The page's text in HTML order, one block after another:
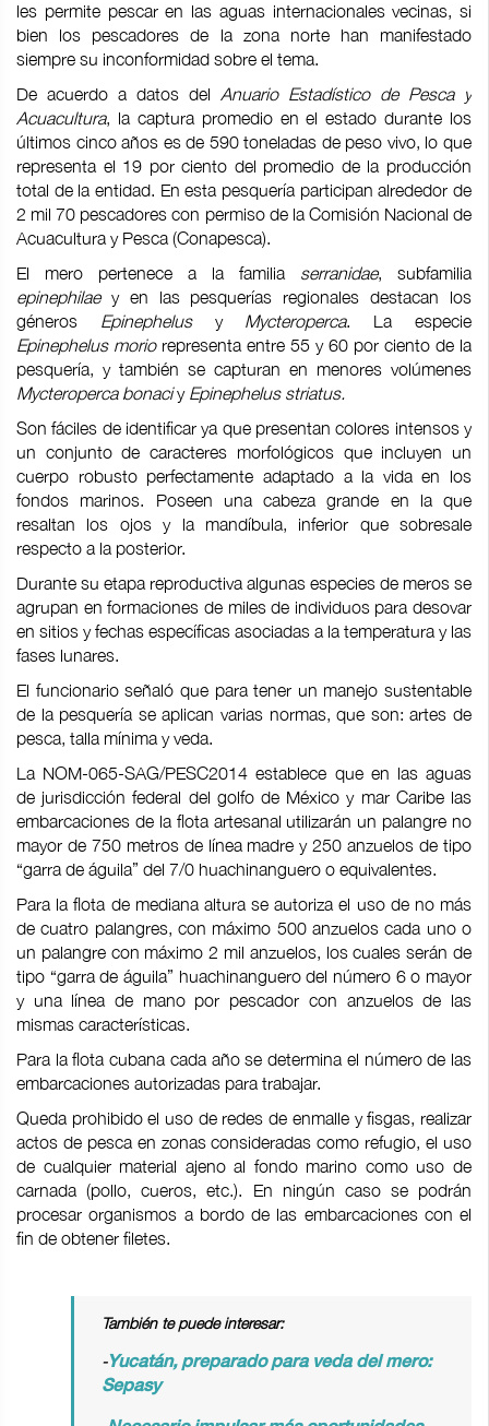
les permite pescar en las aguas internacionales vecinas, si
bien los pescadores de la zona norte han manifestado
siempre su inconformidad sobre el tema.
De acuerdo a datos del Anuario Estadístico de Pesca y
Acuacultura, la captura promedio en el estado durante los
últimos cinco años es de 590 toneladas de peso vivo, lo que
representa el 19 por ciento del promedio de la producción
total de la entidad. En esta pesquería participan alrededor de
2 mil 70 pescadores con permiso de la Comisión Nacional de
Acuacultura y Pesca (Conapesca).
El mero pertenece a la familia serranidae, subfamilia
epinephilae y en las pesquerías regionales destacan los
géneros Epinephelus yMycteroperca. La especie
Epinephelus morio representa entre 55 y 60 por ciento de la
pesquería, y también se capturan en menores volúmenes
Mycteroperca bonaciyEpinephelus striatus.
Son fáciles de identificar ya que presentan colores intensos y
un conjunto de caracteres morfológicos que incluyen un
cuerpo robusto perfectamente adaptado a la vida en los
fondos marinos. Poseen una cabeza grande en la que
resaltan los ojos y la mandíbula, inferior que sobresale
respecto a la posterior.
Durante su etapa reproductiva algunas especies de meros se
agrupan en formaciones de miles de individuos para desovar
en sitios y fechas específicas asociadas a la temperatura y las
fases lunares.
El funcionario señaló que para tener un manejo sustentable
de la pesquería se aplican varias normas, que son: artes de
pesca, talla mínima y veda.
La NOM-065-SAG/PESC2014 establece que en las aguas
de jurisdicción federal del golfo de México y mar Caribe las
embarcaciones de la flota artesanal utilizarán un palangre no
mayor de 750 metros de línea madre y 250 anzuelos de tipo
“garra de águila” del 7/0 huachinanguero o equivalentes.
Para la flota de mediana altura se autoriza el uso de no más
de cuatro palangres, con máximo 500 anzuelos cada uno o
un palangre con máximo 2 mil anzuelos, los cuales serán de
tipo “garra de águila” huachinanguero del número 6 o mayor
y una línea de mano por pescador con anzuelos de las
mismas características.
Para la flota cubana cada año se determina el número de las
embarcaciones autorizadas para trabajar.
Queda prohibido el uso de redes de enmalle y fisgas, realizar
actos de pesca en zonas consideradas como refugio, el uso
de cualquier material ajeno al fondo marino como uso de
carnada (pollo, cueros, etc.). En ningún caso se podrán
procesar organismos a bordo de las embarcaciones con el
fin de obtener filetes.
También te puede interesar:
-Yucatán, preparado para veda del mero:
Sepasy